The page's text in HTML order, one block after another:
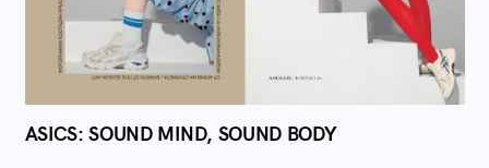
ASICS: SOUND MIND, SOUND BODY